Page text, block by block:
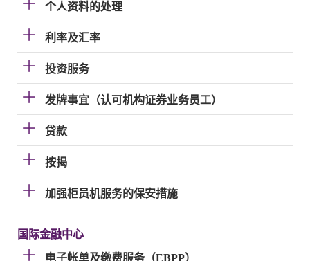
个人资料的处理
利率及汇率
投资服务
发牌事宜（认可机构证券业务员工）
贷款
按揭
加强柜员机服务的保安措施
国际金融中心
电子帐单及缴费服务（EBPP）